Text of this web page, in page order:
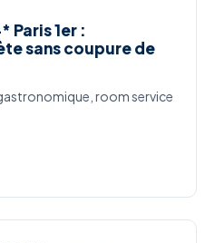
1er :
sans coupure de
room service